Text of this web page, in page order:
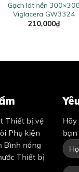
Gạch lát nền 300×300
Viglacera GW3324
210,000₫
Thiết bị vệ
Phụ kiện
Bình nóng
Thiết bị
bạn